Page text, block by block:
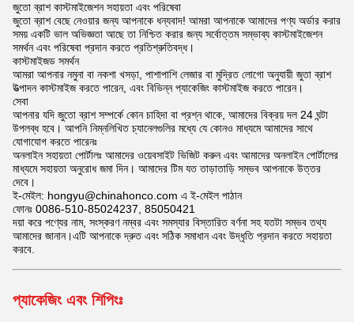
জুতো ব্রাশ কাস্টমাইজেশন সহায়তা এবং পরিষেবা
জুতো ব্রাশ বেছে নেওয়ার জন্য আপনাকে ধন্যবাদ! আমরা আপনাকে আমাদের পণ্য অর্ডার করার
সময় একটি ভাল অভিজ্ঞতা আছে তা নিশ্চিত করার জন্য সর্বোত্তম সম্ভাব্য কাস্টমাইজেশন
সমর্থন এবং পরিষেবা প্রদান করতে প্রতিশ্রুতিবদ্ধ।
কাস্টমাইজড সমর্থন
আমরা আপনার নমুনা বা নকশা খসড়া, পাশাপাশি লেজার বা মুদ্রিত লোগো অনুযায়ী জুতা ব্রাশ
উত্পাদন কাস্টমাইজ করতে পারেন, এবং বিভিন্ন প্যাকেজিং কাস্টমাইজ করতে পারেন।
সেবা
আপনার যদি জুতো ব্রাশ সম্পর্কে কোন চাহিদা বা প্রশ্ন থাকে, আমাদের বিক্রয় দল 24 ঘন্টা
উপলব্ধ হবে। আপনি নিম্নলিখিত চ্যানেলগুলির মধ্যে যে কোনও মাধ্যমে আমাদের সাথে
যোগাযোগ করতে পারেনঃ
অনলাইন সহায়তা পোর্টালঃ আমাদের ওয়েবসাইট ভিজিট করুন এবং আমাদের অনলাইন পোর্টালের
মাধ্যমে সহায়তা অনুরোধ জমা দিন। আমাদের টিম যত তাড়াতাড়ি সম্ভব আপনাকে উত্তর
দেবে।
ই-মেইল: hongyu@chinahonco.com এ ই-মেইল পাঠান
ফোনঃ 0086-510-85024237, 85050421
দয়া করে পণ্যের নাম, সংস্করণ নম্বর এবং সমস্যার বিস্তারিত বর্ণনা সহ যতটা সম্ভব তথ্য
আমাদের জানান।এটি আপনাকে দ্রুত এবং সঠিক সমাধান এবং উদ্ধৃতি প্রদান করতে সহায়তা
করবে.
প্যাকেজিং এবং শিপিংঃ